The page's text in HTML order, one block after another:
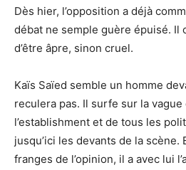
Dès hier, l’opposition a déjà
débat ne semple guère épuisé. Il
d’être âpre, sinon cruel.
Kaïs Saïed semble un homme
reculera pas. Il surfe sur la
l’establishment et de tous les
jusqu’ici les devants de la scène.
franges de l’opinion, il a avec lui